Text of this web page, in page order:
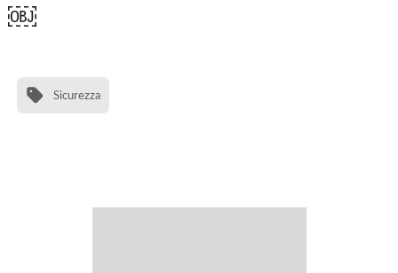
￼
Sicurezza